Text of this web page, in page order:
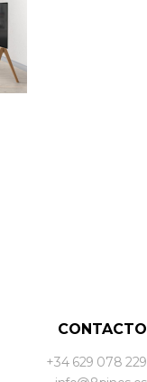
CONTACTO
+34 629 078 229